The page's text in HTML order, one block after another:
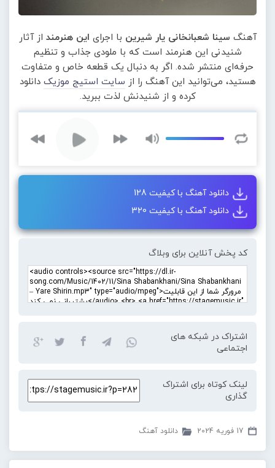
آهنگ سینا شعبانخانی یار شیرین با اجرای این هنرمند از آثار
شنیدنی این هنرمند است که با ملودی جذاب و تنظیم
حرفه‌ای منتشر شده. اگر به دنبال یک قطعه خاص و متفاوت
هستید، می‌توانید این آهنگ را از سایت استیج موزیک دانلود
کرده و از شنیدنش لذت ببرید.
دانلود آهنگ با کیفیت 128
دانلود آهنگ با کیفیت 320
کد پخش آنلاین برای وبلاگ
اشتراک در شبکه های
اجتماعی
لینک کوتاه برای اشتراک
گذاری
17 فوریه 2024 دانلود آهنگ